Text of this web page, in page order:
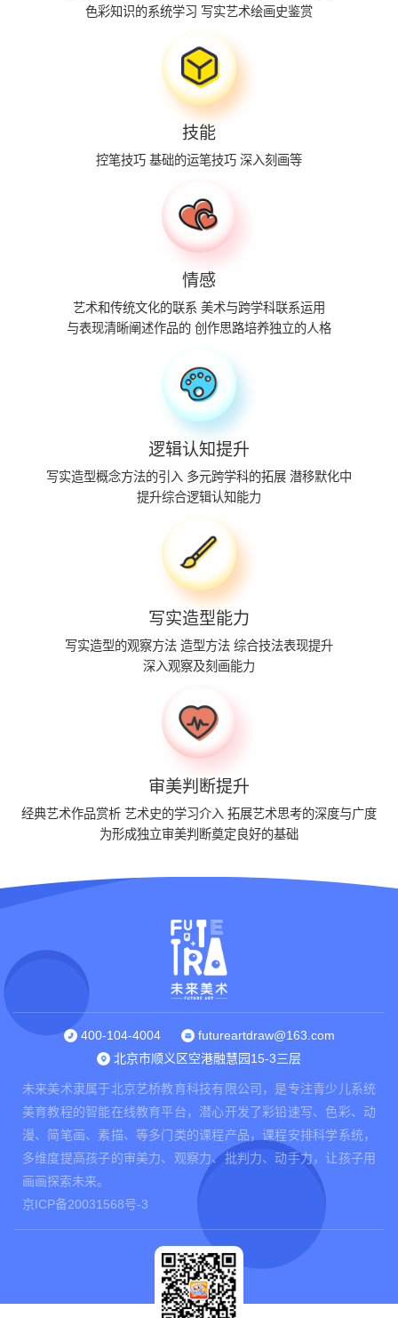
色彩知识的系统学习 写实艺术绘画史鉴赏
技能
控笔技巧 基础的运笔技巧 深入刻画等
情感
艺术和传统文化的联系 美术与跨学科联系运用
与表现清晰阐述作品的 创作思路培养独立的人格
逻辑认知提升
写实造型概念方法的引入 多元跨学科的拓展 潜移默化中
提升综合逻辑认知能力
写实造型能力
写实造型的观察方法 造型方法 综合技法表现提升
深入观察及刻画能力
审美判断提升
经典艺术作品赏析 艺术史的学习介入 拓展艺术思考的深度与广度
为形成独立审美判断奠定良好的基础
400-104-4004
futureartdraw@163.com
北京市顺义区空港融慧园15-3三层
未来美术隶属于北京艺桥教育科技有限公司，是专注青少儿系统
美育教程的智能在线教育平台，潜心开发了彩铅速写、色彩、动
漫、简笔画、素描、等多门类的课程产品，课程安排科学系统，
多维度提高孩子的审美力、观察力、批判力、动手力，让孩子用
画画探索未来。
京ICP备20031568号-3